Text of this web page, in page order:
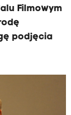
Filmowym
podjęcia